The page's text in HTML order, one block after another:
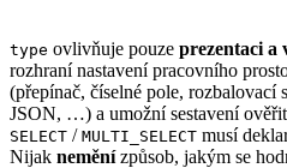
type ovlivňuje pouze prezentaci a
rozhraní nastavení pracovního
(přepínač, číselné pole, rozbalovací
JSON, …) a umožní sestavení
SELECT / MULTI_SELECT musí
Nijak neměnízpůsob, jakým se